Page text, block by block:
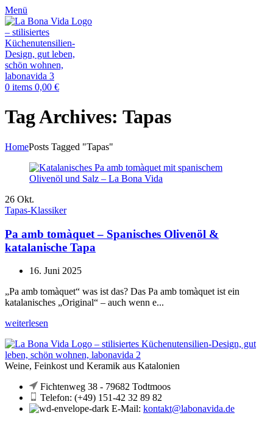
Menü
0 items 0,00 €
Tag Archives: Tapas
HomePosts Tagged "Tapas"
26 Okt.
Tapas-Klassiker
Pa amb tomàquet – Spanisches Olivenöl &
katalanische Tapa
16. Juni 2025
„Pa amb tomàquet“ was ist das? Das Pa amb tomàquet ist ein
katalanisches „Original“ – auch wenn e...
weiterlesen
Weine, Feinkost und Keramik aus Katalonien
Fichtenweg 38 - 79682 Todtmoos
Telefon: (+49) 151-42 32 89 82
E-Mail: kontakt@labonavida.de